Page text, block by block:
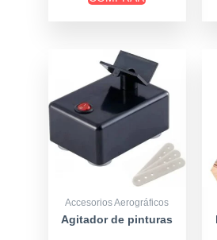
Accesorios Aerográficos
Agitador de pinturas